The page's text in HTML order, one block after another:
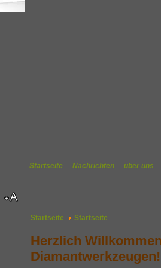
Startseite Nachrichten über uns
Startseite Startseite
Herzlich
Diamantwerkzeugen!